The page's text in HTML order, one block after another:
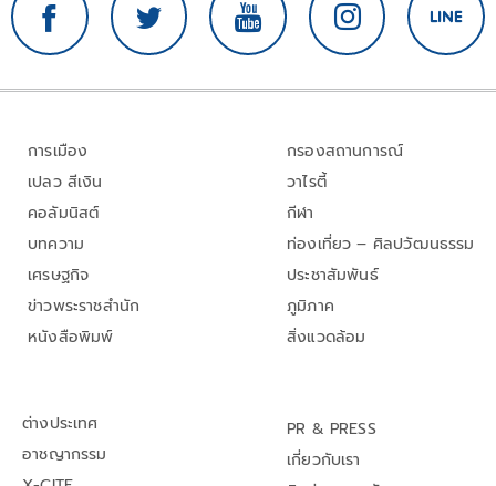
การเมือง
เปลว สีเงิน
คอลัมนิสต์
บทความ
เศรษฐกิจ
ข่าวพระราชสำนัก
หนังสือพิมพ์
กรองสถานการณ์
วาไรตี้
กีฬา
ท่องเที่ยว – ศิลปวัฒนธรรม
ประชาสัมพันธ์
ภูมิภาค
สิ่งแวดล้อม
ต่างประเทศ
อาชญากรรม
PR & PRESS
เกี่ยวกับเรา